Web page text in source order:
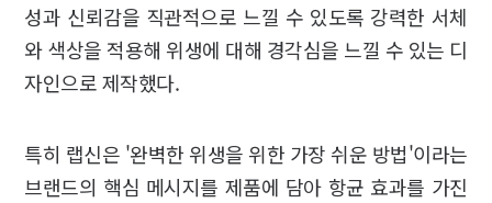
성과 신뢰감을 직관적으로 느낄 수 있도록 강력한 서체
와 색상을 적용해 위생에 대해 경각심을 느낄 수 있는 디
자인으로 제작했다.
특히 랩신은 '완벽한 위생을 위한 가장 쉬운 방법'이라는
브랜드의 핵심 메시지를 제품에 담아 항균 효과를 가진